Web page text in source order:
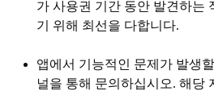
가 사용권 기간 동안 발견하는
기 위해 최선을 다합니다.
앱에서 기능적인 문제가 발생
널을 통해 문의하십시오. 해당